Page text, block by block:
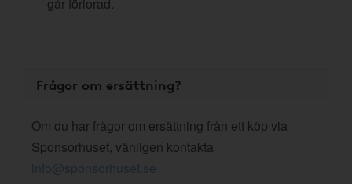
Frågor om ersättning?
Om du har frågor om ersättning från ett köp via
Sponsorhuset, vänligen kontakta
info@sponsorhuset.se